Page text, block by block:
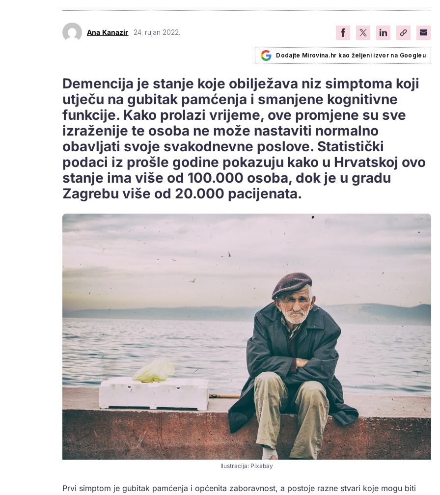
Ana Kanazir 24. rujan 2022.
Dodajte Mirovina.hr kao željeni izvor na Googleu
Demencija je stanje koje obilježava niz simptoma koji
utječu na gubitak pamćenja i smanjene kognitivne
funkcije. Kako prolazi vrijeme, ove promjene su sve
izraženije te osoba ne može nastaviti normalno
obavljati svoje svakodnevne poslove. Statistički
podaci iz prošle godine pokazuju kako u Hrvatskoj ovo
stanje ima više od 100.000 osoba, dok je u gradu
Zagrebu više od 20.000 pacijenata.
Ilustracija: Pixabay
Prvi simptom je gubitak pamćenja i općenita zaboravnost, a postoje razne stvari koje mogu biti